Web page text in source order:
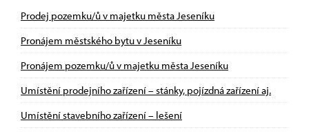
Prodej pozemku/ů v majetku města Jeseníku
Pronájem městského bytu v Jeseníku
Pronájem pozemku/ů v majetku města Jeseníku
Umístění prodejního zařízení – stánky, pojízdná zařízení aj.
Umístění stavebního zařízení – lešení